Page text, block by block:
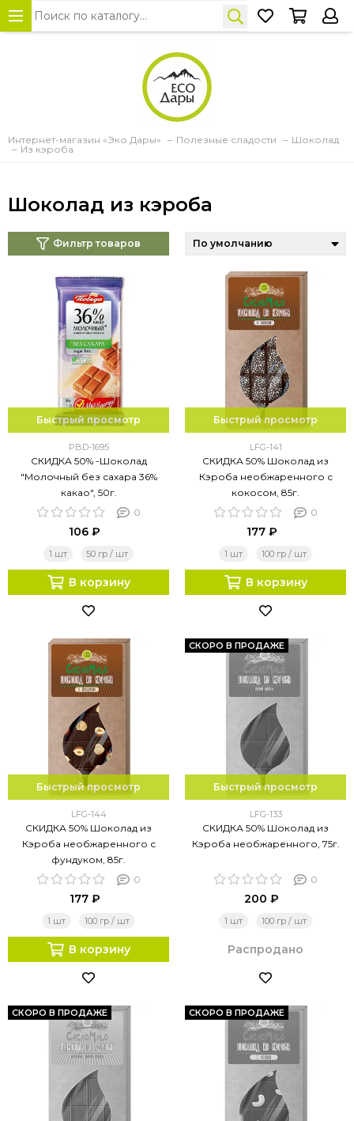
Интернет-магазин «Эко Дары» Полезные сладости
Шоколад
Из кэроба
Шоколад из кэроба
Фильтр товаров
Быстрый просмотр
PBD-1695
СКИДКА 50% -Шоколад
"Молочный без сахара 36%
какао", 50г.
0
106 ₽
1 шт 50 гр / шт
В корзину
Быстрый просмотр
LFG-141
СКИДКА 50% Шоколад из
Кэроба необжаренного с
кокосом, 85г.
0
177 ₽
1 шт 100 гр / шт
В корзину
Быстрый просмотр
LFG-144
СКИДКА 50% Шоколад из
Кэроба необжаренного с
фундуком, 85г.
0
177 ₽
1 шт 100 гр / шт
В корзину
СКОРО В ПРОДАЖЕ
Быстрый просмотр
LFG-133
СКИДКА 50% Шоколад из
Кэроба необжаренного, 75г.
0
200 ₽
1 шт 100 гр / шт
Распродано
СКОРО В ПРОДАЖЕ СКОРО В ПРОДАЖЕ